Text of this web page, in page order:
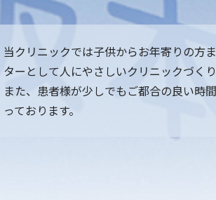
当クリニックでは子供からお年寄りの方
ターとして人にやさしいクリニックづく
また、患者様が少しでもご都合の良い時
っております。